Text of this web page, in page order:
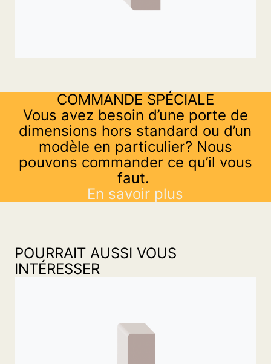
COMMANDE SPÉCIALE
Vous avez besoin d’une porte de
dimensions hors standard ou d’un
modèle en particulier? Nous
pouvons commander ce qu’il vous
faut.
En savoir plus
POURRAIT AUSSI VOUS
INTÉRESSER